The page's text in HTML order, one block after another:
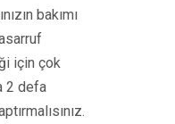
bakımı
için çok
2 defa